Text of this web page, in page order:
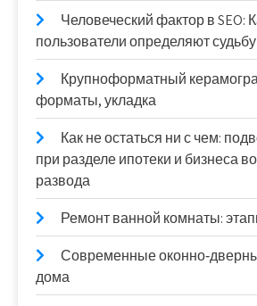
Человеческий фактор в SEO:
пользователи определяют
Крупноформатный
форматы, укладка
Как не остаться ни с чем:
при разделе ипотеки и бизнеса
развода
Ремонт ванной комнаты:
Современные
дома